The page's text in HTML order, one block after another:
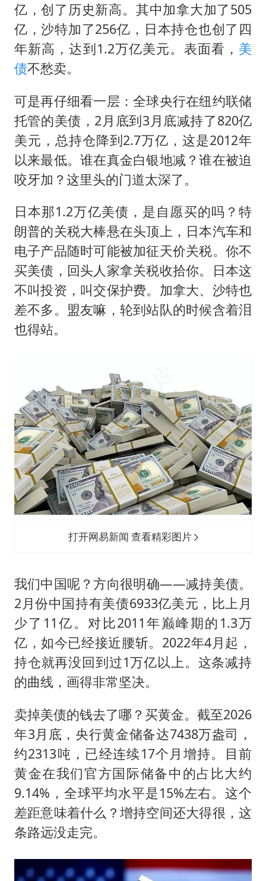
亿，创了历史新高。其中加拿大加了505
亿，沙特加了256亿，日本持仓也创了四
年新高，达到1.2万亿美元。表面看， 美
债不愁卖。
可是再仔细看一层：全球央行在纽约联储
托管的美债，2月底到3月底减持了820亿
美元，总持仓降到2.7万亿，这是2012年
以来最低。谁在真金白银地减？谁在被迫
咬牙加？这里头的门道太深了。
日本那1.2万亿美债，是自愿买的吗？特
朗普的关税大棒悬在头顶上，日本汽车和
电子产品随时可能被加征天价关税。你不
买美债，回头人家拿关税收拾你。日本这
不叫投资，叫交保护费。加拿大、沙特也
差不多。盟友嘛，轮到站队的时候含着泪
也得站。
打开网易新闻 查看精彩图片
我们中国呢？方向很明确——减持美债。
2月份中国持有美债6933亿美元，比上月
少了11亿。对比2011年巅峰期的1.3万
亿，如今已经接近腰斩。2022年4月起，
持仓就再没回到过1万亿以上。这条减持
的曲线，画得非常坚决。
卖掉美债的钱去了哪？买黄金。截至2026
年3月底，央行黄金储备达7438万盎司，
约2313吨，已经连续17个月增持。目前
黄金在我们官方国际储备中的占比大约
9.14%，全球平均水平是15%左右。这个
差距意味着什么？增持空间还大得很，这
条路远没走完。